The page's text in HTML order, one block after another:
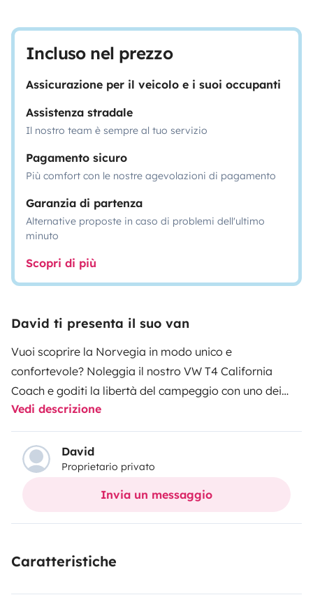
Incluso nel prezzo
Assicurazione per il veicolo e i suoi occupanti
Assistenza stradale
Il nostro team è sempre al tuo servizio
Pagamento sicuro
Più comfort con le nostre agevolazioni di pagamento
Garanzia di partenza
Alternative proposte in caso di problemi dell'ultimo
minuto
Scopri di più
David ti presenta il suo van
Vuoi scoprire la Norvegia in modo unico e
confortevole? Noleggia il nostro VW T4 California
Coach e goditi la libertà del campeggio con uno dei
camper più versatili e pratici della sua
categoria.Perché scegliere il VW T4 California
Coach?
Comfort e funzionalità
perfettamente equipaggiato per rendere il tuo viaggio
il più piacevole possibile.
Posti letto per quattro
e un letto sotto il tetto, il T4 offre spazio per un
finestrini elettrici e un riscaldamento aggiuntivo nella
Vedi descrizione
David
Proprietario privato
Invia un messaggio
Caratteristiche